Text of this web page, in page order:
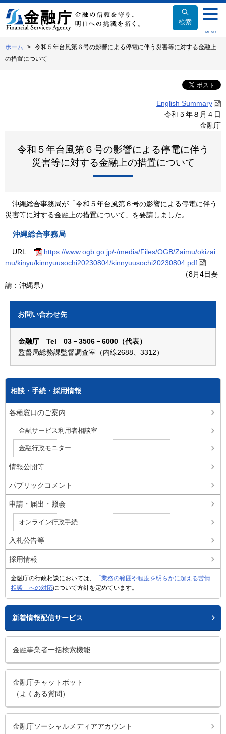
文
へ
動
検索
MENU
ホーム
令和５年台風第６号の影響による停電に伴う災害等に対する金融上
の措置について
English Summary
令和５年８月４日
金融庁
令和５年台風第６号の影響による停電に伴う
災害等に対する金融上の措置について
沖縄総合事務局が「令和５年台風第６号の影響による停電に伴う
災害等に対する金融上の措置について」を要請しました。
沖縄総合事務局
URL
https://www.ogb.go.jp/-/media/Files/OGB/Zaimu/okizai
mu/kinyu/kinnyuusochi20230804/kinnyuusochi20230804.pdf
（8月4日要
請：沖縄県）
お問い合わせ先
金融庁 Tel 03－3506－6000（代表）
監督局総務課監督調査室（内線2688、3312）
相談・手続・採用情報
各種窓口のご案内
金融サービス利用者相談室
金融行政モニター
情報公開等
パブリックコメント
申請・届出・照会
オンライン行政手続
入札公告等
採用情報
金融庁の行政相談においては、
「業務の範囲や程度を明らかに超える苦情
相談」への対応について方針を定めています。
新着情報配信サービス
金融事業者一括検索機能
金融庁チャットボット
（よくある質問）
金融庁ソーシャルメディアアカウント